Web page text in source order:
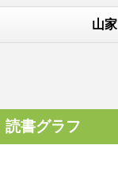
山
読書グラフ